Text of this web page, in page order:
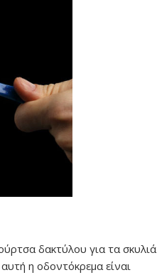
δακτύλου για τα σκυλιά
η οδοντόκρεμα είναι